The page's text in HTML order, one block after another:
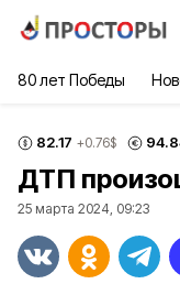
80 лет Победы
82.17 +0.76$
ДТП
25 марта 2024, 09:23